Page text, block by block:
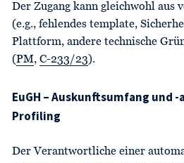
Der Zugang kann gleichwohl aus
(e.g., fehlendes template,
Plattform, andere technische
(PM, C-233/23).
EuGH – Auskunftsumfang und
Profiling
Der Verantwortliche einer